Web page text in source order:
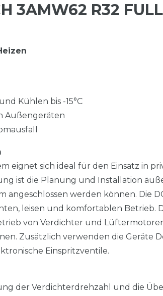
3AMW62 R32
Kühlen bis -15°C
Außengeräten
eignet sich ideal für den Einsatz in
ist die Planung und Installation
angeschlossen werden können. Die
leisen und komfortablen Betrieb.
von Verdichter und
Zusätzlich verwenden die Geräte
Einspritzventile.
der Verdichterdrehzahl und die